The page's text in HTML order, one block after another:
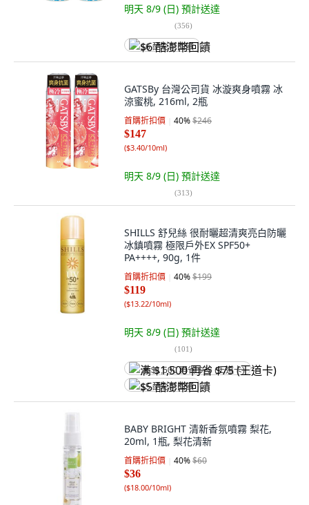
明天 8/9 (日) 預計送達
(356)
$6 酷澎幣回饋
GATSBy 台灣公司貨 冰漩爽身噴霧 冰
涼蜜桃, 216ml, 2瓶
首購折扣價 40%$246
$147
($3.40/10ml)
明天 8/9 (日) 預計送達
(313)
SHILLS 舒兒絲 很耐曬超清爽亮白防曬
冰鎮噴霧 極限戶外EX SPF50+
PA++++, 90g, 1件
首購折扣價 40%$199
$119
($13.22/10ml)
明天 8/9 (日) 預計送達
(101)
满 $1,500 再省 $75 (王道卡)
$5 酷澎幣回饋
BABY BRIGHT 清新香氛噴霧 梨花,
20ml, 1瓶, 梨花清新
首購折扣價 40%$60
$36
($18.00/10ml)